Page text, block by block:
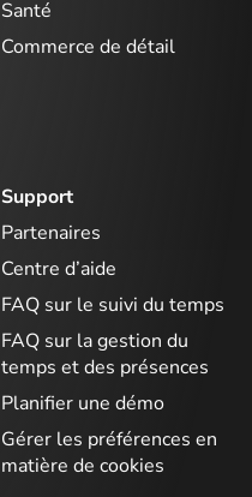
Santé
Commerce de détail
Support
Partenaires
Centre d’aide
FAQ sur le suivi du temps
FAQ sur la gestion du
temps et des présences
Planifier une démo
Gérer les préférences en
matière de cookies